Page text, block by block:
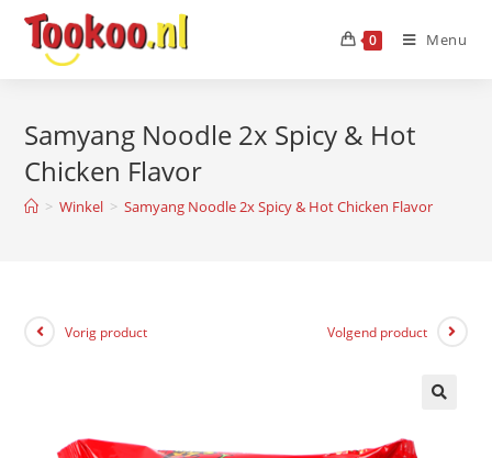
0 Menu
Samyang Noodle 2x Spicy & Hot
Chicken Flavor
> Winkel > Samyang Noodle 2x Spicy & Hot Chicken Flavor
Vorig product Volgend product